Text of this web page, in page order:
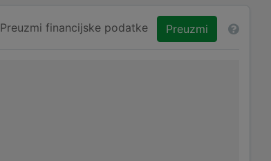
Preuzmi financijske podatke Preuzmi